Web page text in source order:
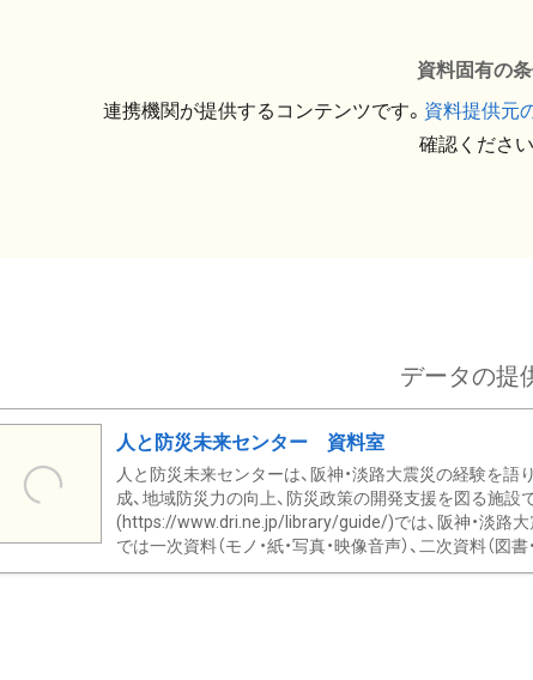
資料固有の
連携機関が提供するコンテンツです。 資料提供元
確認ください
データの提
人と防災未来センター 資料室
人と防災未来センターは、阪神・淡路大震災の経験を
成、地域防災力の向上、防災政策の開発支援を図る施設
(https://www.dri.ne.jp/library/guide/)では、阪神・淡路
では一次資料（モノ・紙・写真・映像音声）、二次資料（図書